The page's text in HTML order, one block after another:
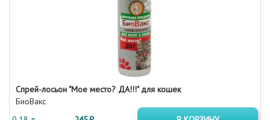
Спрей-лосьон "Мое место? ДА!!!" для кошек
БиоВакс